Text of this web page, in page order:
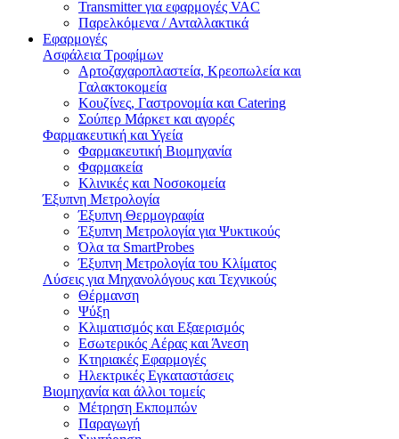
Transmitter για εφαρμογές VAC
Παρελκόμενα / Ανταλλακτικά
Εφαρμογές
Ασφάλεια Τροφίμων
Αρτοζαχαροπλαστεία, Κρεοπωλεία και
Γαλακτοκομεία
Κουζίνες, Γαστρονομία και Catering
Σούπερ Μάρκετ και αγορές
Φαρμακευτική και Υγεία
Φαρμακευτική Βιομηχανία
Φαρμακεία
Κλινικές και Νοσοκομεία
Έξυπνη Μετρολογία
Έξυπνη Θερμογραφία
Έξυπνη Μετρολογία για Ψυκτικούς
Όλα τα SmartProbes
Έξυπνη Μετρολογία του Κλίματος
Λύσεις για Μηχανολόγους και Τεχνικούς
Θέρμανση
Ψύξη
Κλιματισμός και Εξαερισμός
Εσωτερικός Aέρας και Άνεση
Κτηριακές Εφαρμογές
Ηλεκτρικές Εγκαταστάσεις
Βιομηχανία και άλλοι τομείς
Mέτρηση Eκπομπών
Παραγωγή